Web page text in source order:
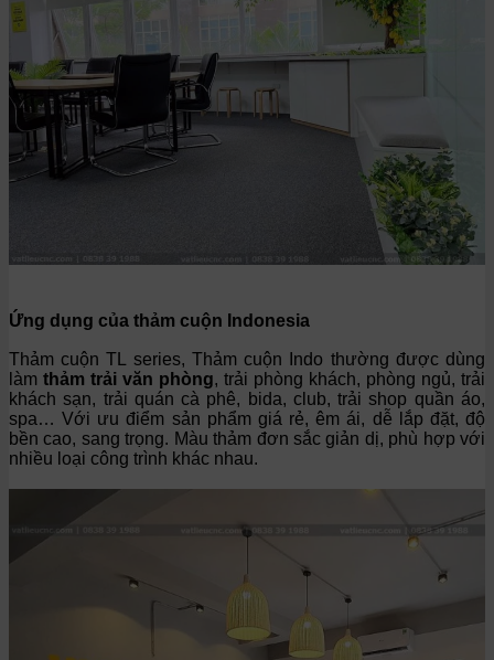
Ứng dụng của thảm cuộn Indonesia
Thảm cuộn TL series, Thảm cuộn Indo thường được dùng
làm thảm trải văn phòng, trải phòng khách, phòng ngủ, trải
khách sạn, trải quán cà phê, bida, club, trải shop quần áo,
spa… Với ưu điểm sản phẩm giá rẻ, êm ái, dễ lắp đặt, độ
bền cao, sang trọng. Màu thảm đơn sắc giản dị, phù hợp với
nhiều loại công trình khác nhau.